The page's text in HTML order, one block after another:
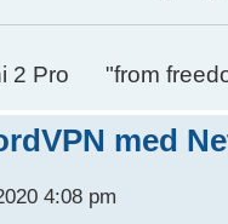
2 Pro "from
med
4:08 pm